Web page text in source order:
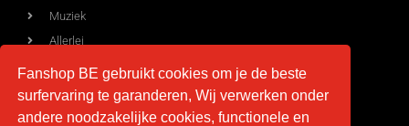
Muziek
Allerlei
Voorwaarden Contact
Fanshop BE gebruikt cookies om je de beste
surfervaring te garanderen, Wij verwerken onder
andere noodzakelijke cookies, functionele en